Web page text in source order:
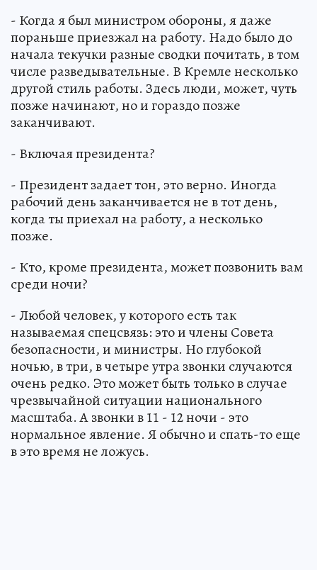
- Когда я был министром обороны, я даже
пораньше приезжал на работу. Надо было до
начала текучки разные сводки почитать, в том
числе разведывательные. В Кремле несколько
другой стиль работы. Здесь люди, может, чуть
позже начинают, но и гораздо позже
заканчивают.
- Включая президента?
- Президент задает тон, это верно. Иногда
рабочий день заканчивается не в тот день,
когда ты приехал на работу, а несколько
позже.
- Кто, кроме президента, может позвонить вам
среди ночи?
- Любой человек, у которого есть так
называемая спецсвязь: это и члены Совета
безопасности, и министры. Но глубокой
ночью, в три, в четыре утра звонки случаются
очень редко. Это может быть только в случае
чрезвычайной ситуации национального
масштаба. А звонки в 11 - 12 ночи - это
нормальное явление. Я обычно и спать-то еще
в это время не ложусь.